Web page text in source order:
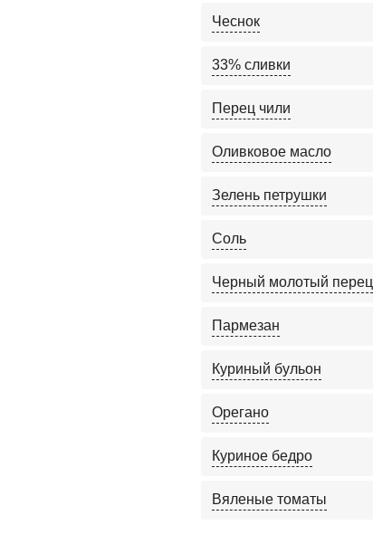
Чеснок
33% сливки
Перец чили
Оливковое масло
Зелень петрушки
Соль
Черный молотый перец
Пармезан
Куриный бульон
Орегано
Куриное бедро
Вяленые томаты